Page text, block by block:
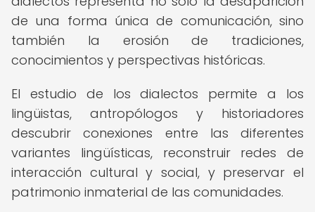
de una forma única de comunicación, sino
también la erosión de tradiciones,
conocimientos y perspectivas históricas.
El estudio de los dialectos permite a los
lingüistas, antropólogos y historiadores
descubrir conexiones entre las diferentes
variantes lingüísticas, reconstruir redes de
interacción cultural y social, y preservar el
patrimonio inmaterial de las comunidades.